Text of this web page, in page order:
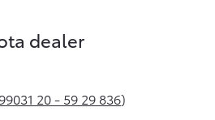
dealer
20 - 59 29 836)